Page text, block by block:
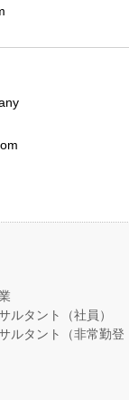
ルタント（社員）
ルタント（非常勤登